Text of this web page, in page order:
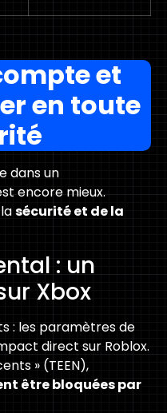
et
en toute
dans un
encore mieux.
sécurité et de la
: un
Xbox
: les paramètres de
direct sur Roblox.
» (TEEN),
être bloquées par